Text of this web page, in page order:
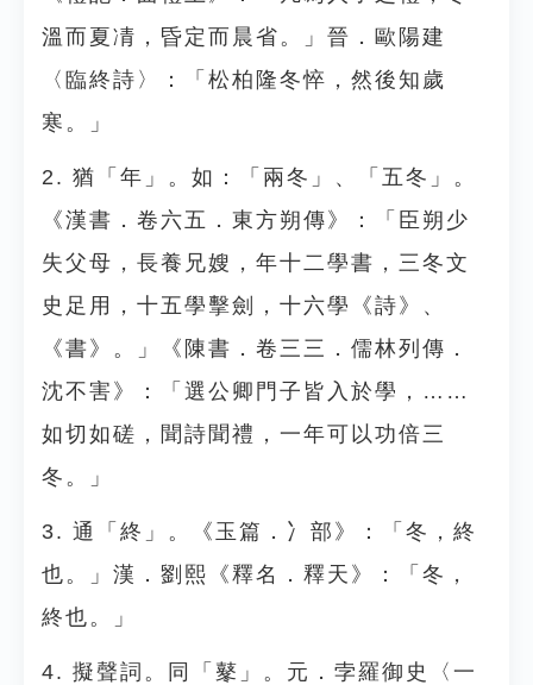
溫而夏凊，昏定而晨省。」晉．歐陽建
〈臨終詩〉：「松柏隆冬悴，然後知歲
寒。」
2. 猶「年」。如：「兩冬」、「五冬」。
《漢書．卷六五．東方朔傳》：「臣朔少
失父母，長養兄嫂，年十二學書，三冬文
史足用，十五學擊劍，十六學《詩》、
《書》。」《陳書．卷三三．儒林列傳．
沈不害》：「選公卿門子皆入於學，……
如切如磋，聞詩聞禮，一年可以功倍三
冬。」
3. 通「終」。《玉篇．冫部》：「冬，終
也。」漢．劉熙《釋名．釋天》：「冬，
終也。」
4. 擬聲詞。同「鼕」。元．孛羅御史〈一